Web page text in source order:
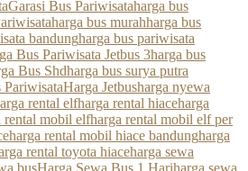
Garasi Bus Pariwisataharga bus
harga bus murahharga bus
bandungharga bus pariwisata
Bus Pariwisata Jetbus 3harga bus
Bus Shdharga bus surya putra
PariwisataHarga Jetbusharga nyewa
rental elfharga rental hiaceharga
rental mobil elfharga rental mobil elf per
harga rental mobil hiace bandungharga
rental toyota hiaceharga sewa